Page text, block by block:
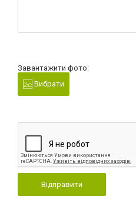
Завантажити фото:
Вибрати
Відправити